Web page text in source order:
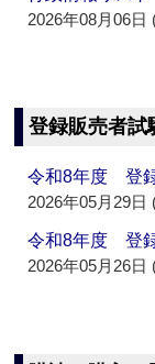
2026年08月06日
登録販売者試
令和8年度 登
2026年05月29日
令和8年度 登
2026年05月26日